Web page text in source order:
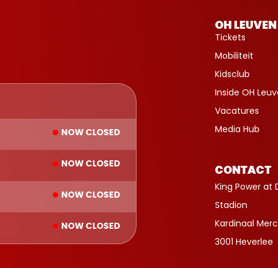
NOW CLOSED
NOW CLOSED
NOW CLOSED
NOW CLOSED
OH LEUVEN
Tickets
Mobiliteit
Kidsclub
Inside OH
Vacatures
Media Hub
CONTACT
King Power at
Stadion
Kardinaal
3001 Heverlee